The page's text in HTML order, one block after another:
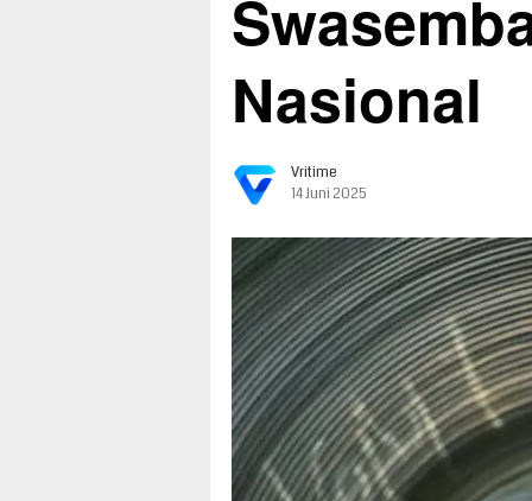
Nasional
Vritime
14 Juni 2025